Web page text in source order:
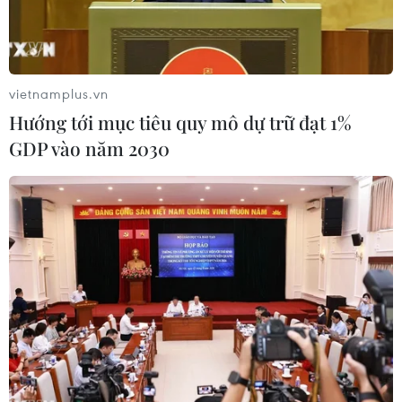
Đối tượng Lường Văn Vui và tang vật tại cơ quan chức năng.
(Ảnh: TTXVN phát)
Khoảng 10 giờ ngày 29/11 tại khu vực bản Phai
Đin, xã Thanh Chăn, huyện Điện Biên (tỉnh
vietnamplus.vn
Hướng tới mục tiêu quy mô dự trữ đạt 1%
GDP vào năm 2030